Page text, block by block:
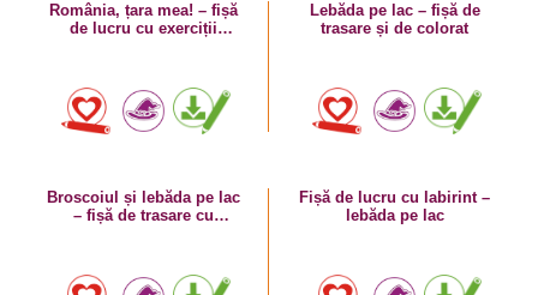
România, țara mea! – fișă
de lucru cu exerciții
Lebăda pe lac – fișă de
trasare și de colorat
Broscoiul și lebăda pe lac
– fișă de trasare cu
Fișă de lucru cu labirint –
lebăda pe lac